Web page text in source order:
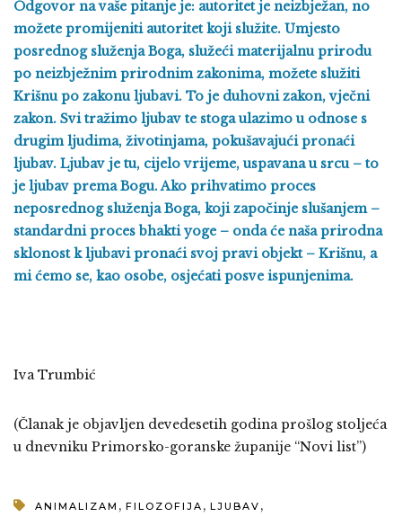
Odgovor na vaše pitanje je: autoritet je neizbježan, no
možete promijeniti autoritet koji služite. Umjesto
posrednog služenja Boga, služeći materijalnu prirodu
po neizbježnim prirodnim zakonima, možete služiti
Krišnu po zakonu ljubavi. To je duhovni zakon, vječni
zakon. Svi tražimo ljubav te stoga ulazimo u odnose s
drugim ljudima, životinjama, pokušavajući pronaći
ljubav. Ljubav je tu, cijelo vrijeme, uspavana u srcu – to
je ljubav prema Bogu. Ako prihvatimo proces
neposrednog služenja Boga, koji započinje slušanjem –
standardni proces bhakti yoge – onda će naša prirodna
sklonost k ljubavi pronaći svoj pravi objekt – Krišnu, a
mi ćemo se, kao osobe, osjećati posve ispunjenima.
Iva Trumbić
(Članak je objavljen devedesetih godina prošlog stoljeća
u dnevniku Primorsko-goranske županije “Novi list”)
ANIMALIZAM , FILOZOFIJA , LJUBAV ,